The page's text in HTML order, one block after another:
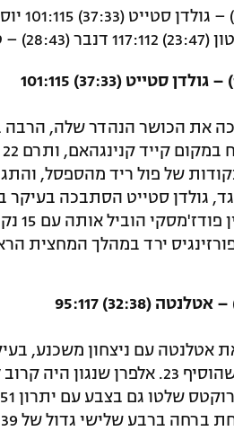
גם מ-15 נקודות של פול ריד
ירד במהלך המחצית